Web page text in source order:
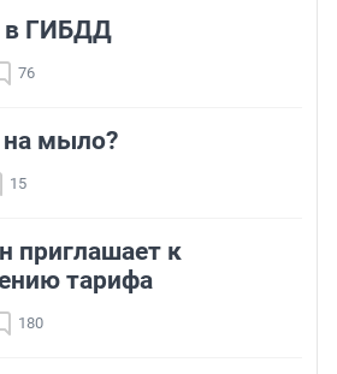
в ГИБДД
76
на мыло?
15
приглашает к
тарифа
180